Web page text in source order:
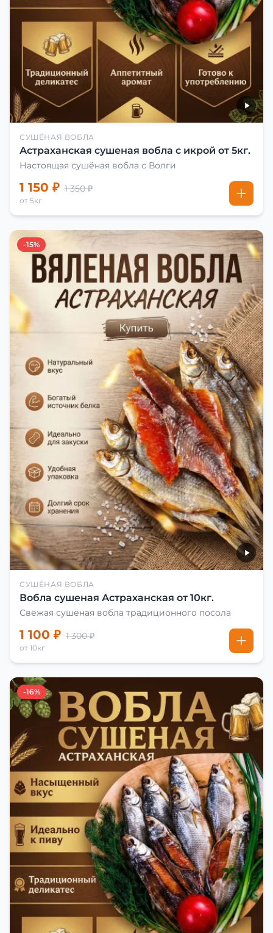
СУШЁНАЯ ВОБЛА
Астраханская сушеная вобла с икрой от 5кг.
Настоящая сушёная вобла с Волги
1 150 ₽ 1 350 ₽
от 5кг
-15%
СУШЁНАЯ ВОБЛА
Вобла сушеная Астраханская от 10кг.
Свежая сушёная вобла традиционного посола
1 100 ₽ 1 300 ₽
от 10кг
-16%